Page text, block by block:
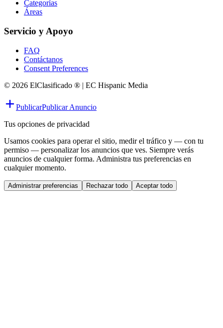
Categorías
Áreas
Servicio y Apoyo
FAQ
Contáctanos
Consent Preferences
© 2026 ElClasificado ® | EC Hispanic Media
PublicarPublicar Anuncio
Tus opciones de privacidad
Usamos cookies para operar el sitio, medir el tráfico y — con tu
permiso — personalizar los anuncios que ves. Siempre verás
anuncios de cualquier forma. Administra tus preferencias en
cualquier momento.
Administrar preferencias Rechazar todo Aceptar todo